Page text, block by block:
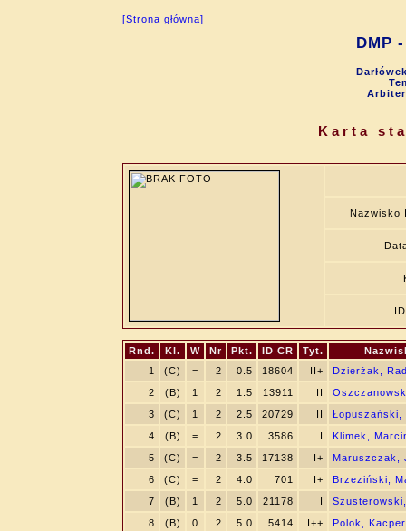
[Strona główna]
DMP
Karta
Nazwisko
Rnd. Kl. W Nr Pkt. ID CR Tyt.
1
(C) = 2 0.5 18604 II+
Dzierżak,
2
(B) 1 2 1.5 13911 II
3
(C) 1 2 2.5 20729 II
Łopuszański,
4
(B) = 2 3.0 3586 I
Klimek,
5
(C) = 2 3.5 17138 I+
Maruszczak,
6
(C) = 2 4.0 701 I+
Brzeziński,
7
(B) 1 2 5.0 21178 I
8
(B) 0 2 5.0 5414 I++
Polok, Kacper